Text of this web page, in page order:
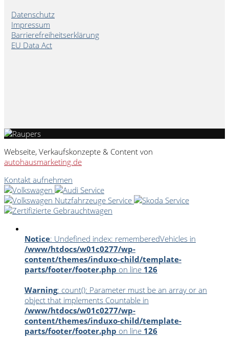
Datenschutz
Impressum
Barrierefreiheitserklärung
EU Data Act
Webseite, Verkaufskonzepte & Content von
autohausmarketing.de
Kontakt aufnehmen
Notice: Undefined index: rememberedVehicles in
/www/htdocs/w01c0277/wp-
content/themes/induxo-child/template-
parts/footer/footer.php on line 126
Warning: count(): Parameter must be an array or an
object that implements Countable in
/www/htdocs/w01c0277/wp-
content/themes/induxo-child/template-
parts/footer/footer.php on line 126